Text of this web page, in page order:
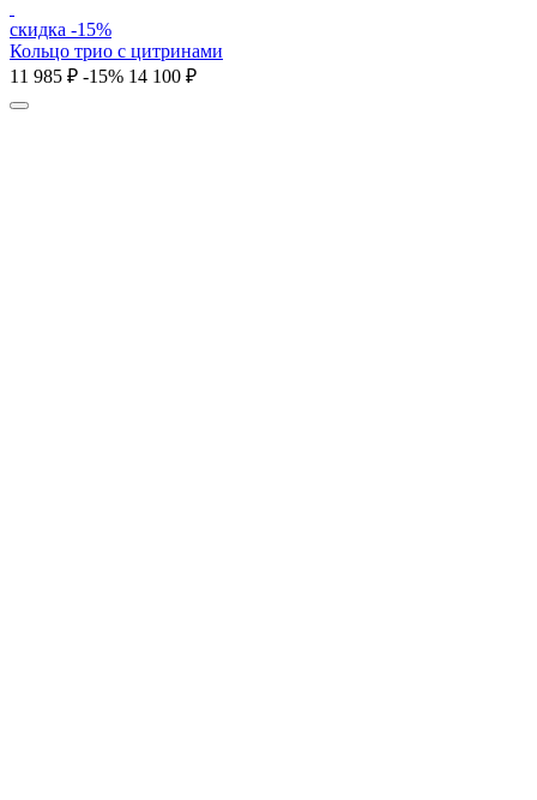
скидка -15%
Кольцо трио с цитринами
11 985 ₽ -15% 14 100 ₽